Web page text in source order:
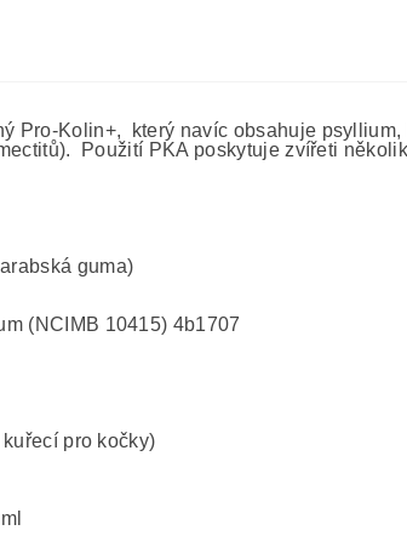
Pro-Kolin+, který navíc obsahuje
Použití PKA poskytuje zvířeti
guma)
(NCIMB 10415) 4b1707
pro kočky)